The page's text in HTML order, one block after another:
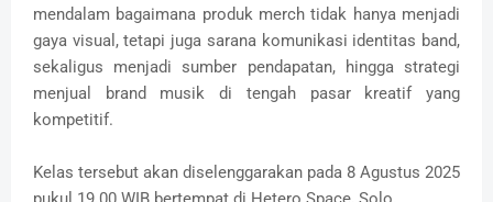
mendalam bagaimana produk merch tidak hanya menjadi
gaya visual, tetapi juga sarana komunikasi identitas band,
sekaligus menjadi sumber pendapatan, hingga strategi
menjual brand musik di tengah pasar kreatif yang
kompetitif.
Kelas tersebut akan diselenggarakan pada 8 Agustus 2025